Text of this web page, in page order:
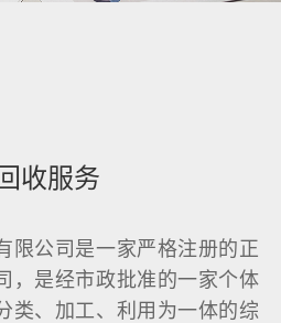
收服务
限公司是一家严格注册的正
，是经市政批准的一家个体
类、加工、利用为一体的综